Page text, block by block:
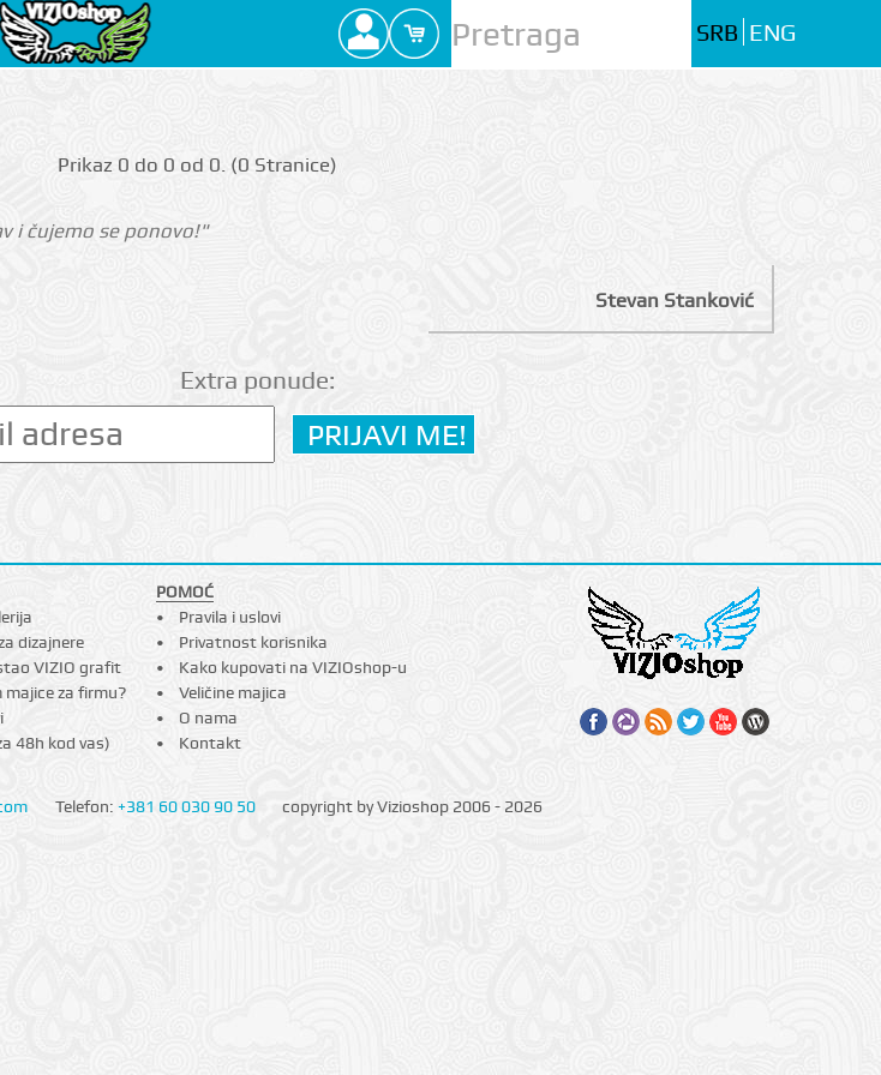
SRB ENG
Prikаz 0 do 0 оd 0. (0 Strаnicе)
i čujemo se ponovo!"
Stevan Stanković
Extra ponude:
dizajnere
VIZIO grafit
majice za firmu?
48h kod vas)
POMOĆ
Pravila i uslovi
Privatnost korisnika
Kako kupovati na VIZIOshop-u
Veličine majica
O nama
Kontakt
Telefon: +381 60 030 90 50 copyright by Vizioshop 2006 - 2026